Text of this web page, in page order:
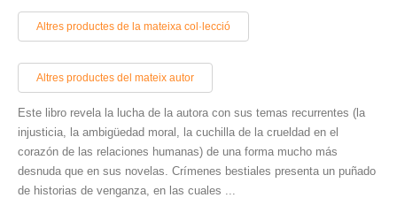
Altres productes de la mateixa col·lecció
Altres productes del mateix autor
Este libro revela la lucha de la autora con sus temas recurrentes (la
injusticia, la ambigüedad moral, la cuchilla de la crueldad en el
corazón de las relaciones humanas) de una forma mucho más
desnuda que en sus novelas. Crímenes bestiales presenta un puñado
de historias de venganza, en las cuales ...